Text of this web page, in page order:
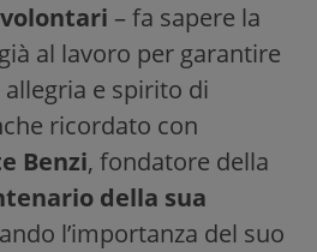
volontari – fa sapere la
al lavoro per garantire
e spirito di
ricordato con
Benzi, fondatore della
della sua
l’importanza del suo